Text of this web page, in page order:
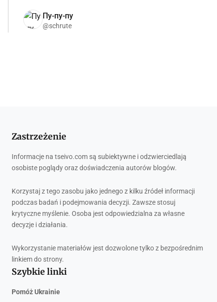
Пу-пу-пу
@schrute
Zastrzeżenie
Informacje na tseivo.com są subiektywne i odzwierciedlają
osobiste poglądy oraz doświadczenia autorów blogów.
Korzystaj z tego zasobu jako jednego z kilku źródeł informacji
podczas badań i podejmowania decyzji. Zawsze stosuj
krytyczne myślenie. Osoba jest odpowiedzialna za własne
decyzje i działania.
Wykorzystanie materiałów jest dozwolone tylko z bezpośrednim
linkiem do strony.
Szybkie linki
Pomóż Ukrainie